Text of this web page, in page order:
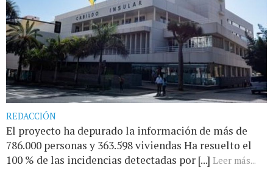
REDACCIÓN
El proyecto ha depurado la información de más de
786.000 personas y 363.598 viviendas Ha resuelto el
100 % de las incidencias detectadas por [...] Leer más...